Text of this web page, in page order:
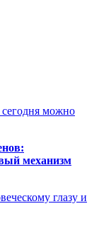
можно
механизм
глазу и